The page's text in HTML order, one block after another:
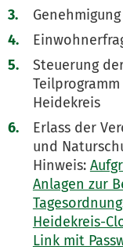
Steuerung
Heidekreis
Erlass der
und
Hinweis:
Anlagen zur
Heidekreis-
Link mit